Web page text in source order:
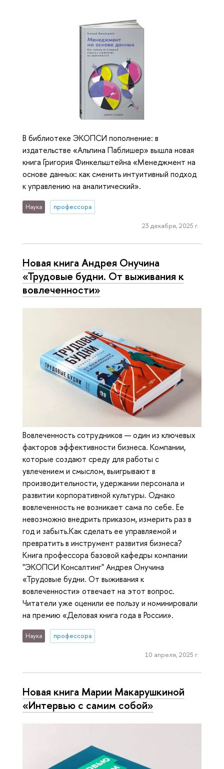
В библиотеке ЭКОПСИ пополнение: в
издательстве «Альпина Паблишер» вышла новая
книга Григория Финкельштейна «Менеджмент на
основе данных: как сменить интуитивный подход
к управлению на аналитический».
Наука профессора
23 декабря, 2025 г.
Новая книга Андрея Онучина
«Трудовые будни. От выживания к
вовлеченности»
Вовлеченность сотрудников — один из ключевых
факторов эффективности бизнеса. Компании,
которые создают среду для работы с
увлечением и смыслом, выигрывают в
производительности, удержании персонала и
развитии корпоративной культуры. Однако
вовлеченность не возникает сама по себе. Ее
невозможно внедрить приказом, измерить раз в
год и забыть.Как сделать ее управляемой и
превратить в инструмент развития бизнеса?
Книга профессора базовой кафедры компании
"ЭКОПСИ Консалтинг" Андрея Онучина
«Трудовые будни. От выживания к
вовлеченности» отвечает на этот вопрос.
Читатели уже оценили ее пользу и номинировали
на премию «Деловая книга года в России».
Наука профессора
10 апреля, 2025 г.
Новая книга Марии Макарушкиной
«Интервью с самим собой»